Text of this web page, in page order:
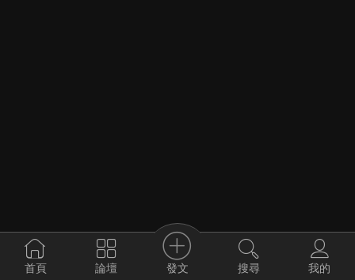
首頁 論壇 發文 搜尋 我的